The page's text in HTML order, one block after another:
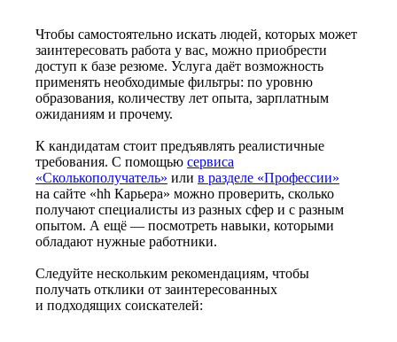
Чтобы самостоятельно искать людей, которых может
заинтересовать работа у вас, можно приобрести
доступ к базе резюме. Услуга даёт возможность
применять необходимые фильтры: по уровню
образования, количеству лет опыта, зарплатным
ожиданиям и прочему.
К кандидатам стоит предъявлять реалистичные
требования. С помощью сервиса
«Сколькополучатель» или в разделе «Профессии»
на сайте «hh Карьера» можно проверить, сколько
получают специалисты из разных сфер и с разным
опытом. А ещё — посмотреть навыки, которыми
обладают нужные работники.
Следуйте нескольким рекомендациям, чтобы
получать отклики от заинтересованных
и подходящих соискателей: